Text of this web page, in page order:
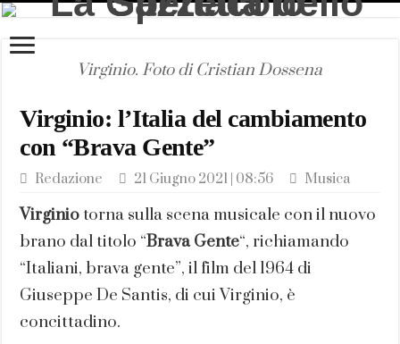
Virginio. Foto di Cristian Dossena
Virginio: l’Italia del cambiamento
con “Brava Gente”
Redazione 21 Giugno 2021 | 08:56 Musica
Virginio torna sulla scena musicale con il nuovo
brano dal titolo “Brava Gente“, richiamando
“Italiani, brava gente”, il film del 1964 di
Giuseppe De Santis, di cui Virginio, è
concittadino.